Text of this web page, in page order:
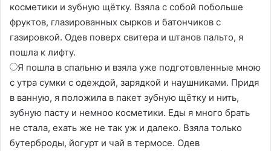
косметики и зубную щётку. Взяла с собой побольше
фруктов, глазированных сырков и батончиков с
газировкой. Одев поверх свитера и штанов пальто, я
пошла к лифту.
Я пошла в спальню и взяла уже подготовленные мною
с утра сумки с одеждой, зарядкой и наушниками. Придя
в ванную, я положила в пакет зубную щётку и нить,
зубную пасту и немноо косметики. Еды я много брать
не стала, ехать же не так уж и далеко. Взяла только
бутерброды, йогурт и чай в термосе. Одев